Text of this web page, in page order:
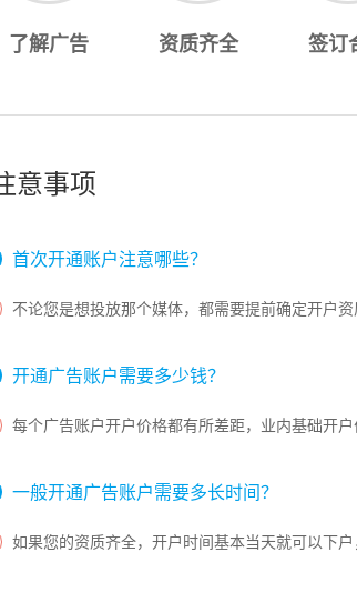
了解广告 资质齐全 签订
意事项
首次开通账户注意哪些？
不论您是想投放那个媒体，都需要提前确定开户
开通广告账户需要多少钱？
每个广告账户开户价格都有所差距，业内基础开
一般开通广告账户需要多长时间？
如果您的资质齐全，开户时间基本当天就可以下